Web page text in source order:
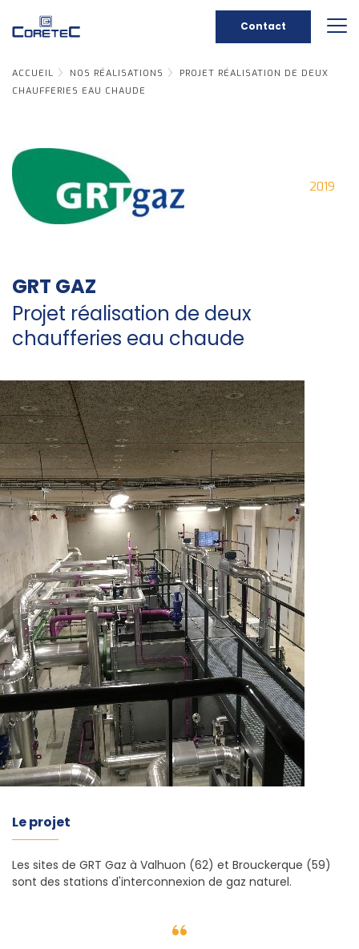
Contact
ACCUEIL NOS RÉALISATIONS
PROJET RÉALISATION DE DEUX
CHAUFFERIES EAU CHAUDE
2019
GRT GAZ
Projet réalisation de deux
chaufferies eau chaude
Le projet
Les sites de GRT Gaz à Valhuon (62) et Brouckerque (59)
sont des stations d'interconnexion de gaz naturel.